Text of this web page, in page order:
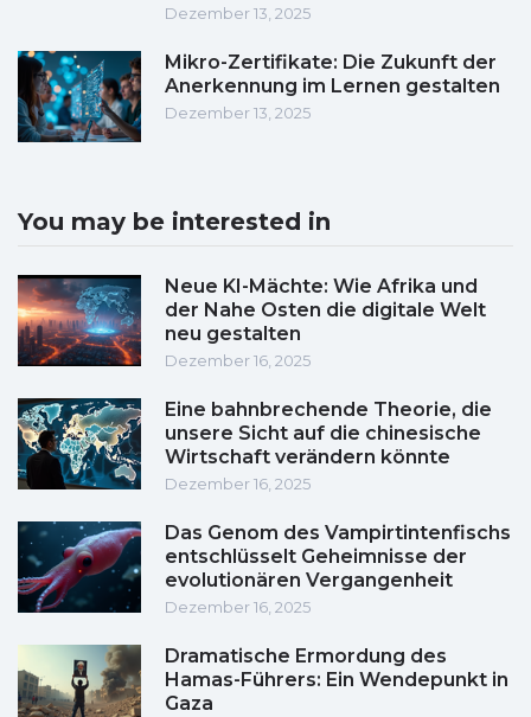
Dezember 13, 2025
Mikro-Zertifikate: Die Zukunft der
Anerkennung im Lernen gestalten
Dezember 13, 2025
You may be interested in
Neue KI-Mächte: Wie Afrika und
der Nahe Osten die digitale Welt
neu gestalten
Dezember 16, 2025
Eine bahnbrechende Theorie, die
unsere Sicht auf die chinesische
Wirtschaft verändern könnte
Dezember 16, 2025
Das Genom des Vampirtintenfischs
entschlüsselt Geheimnisse der
evolutionären Vergangenheit
Dezember 16, 2025
Dramatische Ermordung des
Hamas-Führers: Ein Wendepunkt in
Gaza